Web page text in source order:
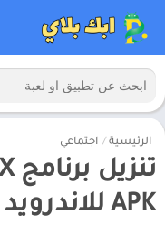
الرئيسية / اجتماعي
APK للاندرويد 2025 للاندرويد